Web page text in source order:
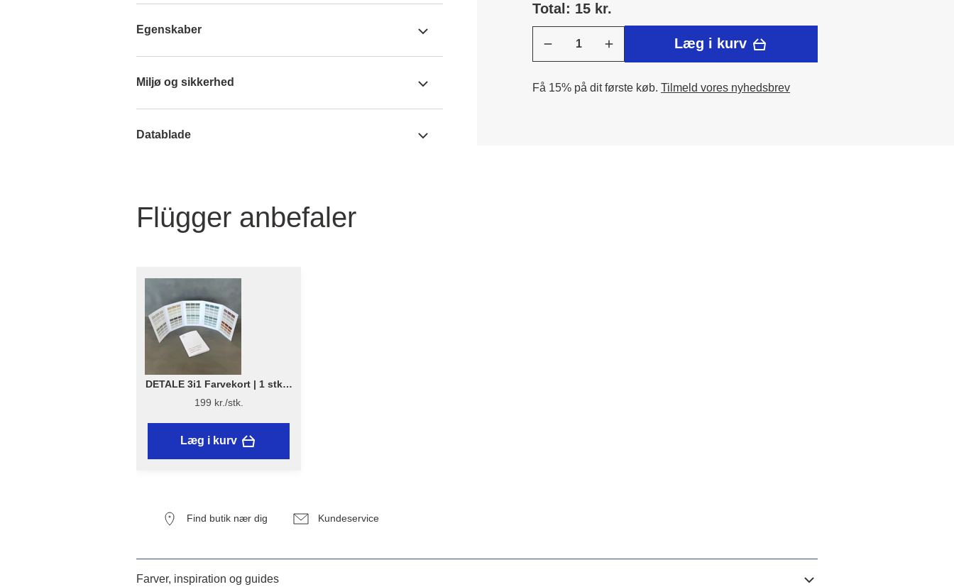
Egenskaber
Miljø og sikkerhed
Datablade
Total: 15 kr.
Læg i kurv
Få 15% på dit første køb. Tilmeld vores nyhedsbrev
Flügger anbefaler
DETALE 3i1 Farvekort | 1 stk. -
DETALE 3 i 1 Farvekort 2025 -
KABRIC, KC14, Matt Paint
199 kr./stk.
Læg i kurv
Find butik nær dig Kundeservice
Farver, inspiration og guides